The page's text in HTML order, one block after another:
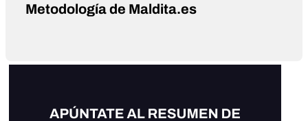
Metodología de Maldita.es